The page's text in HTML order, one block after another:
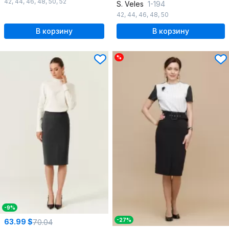
В корзину
S. Veles 1-194
42, 44, 46, 48, 50
В корзину
-9%
63.99 $70.04
%
-27%